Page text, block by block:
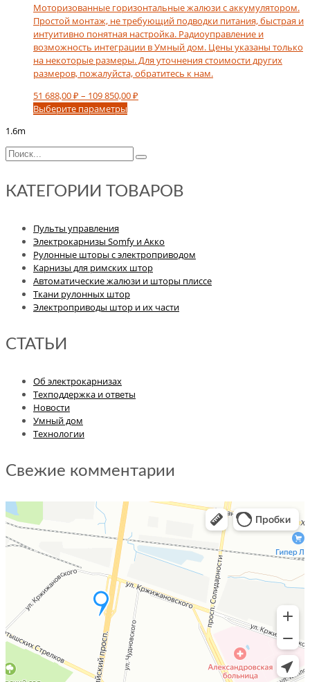
Моторизованные горизонтальные жалюзи с аккумулятором.
Простой монтаж, не требующий подводки питания, быстрая и
интуитивно понятная настройка. Радиоуправление и
возможность интеграции в Умный дом. Цены указаны только
на некоторые размеры. Для уточнения стоимости других
размеров, пожалуйста, обратитесь к нам.
51 688,00₽ – 109 850,00₽
109
Выберите параметры
несколько
вариаций.
можно
выбрать
товара.
1.6m
КАТЕГОРИИ ТОВАРОВ
Пульты управления
Электрокарнизы Somfy и Акко
Рулонные шторы с электроприводом
Карнизы для римских штор
Автоматические жалюзи и шторы плиссе
Ткани рулонных штор
Электроприводы штор и их части
СТАТЬИ
Об электрокарнизах
Техподдержка и ответы
Новости
Умный дом
Технологии
Свежие комментарии